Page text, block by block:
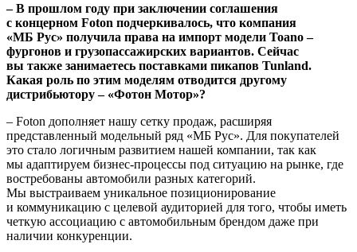
– В прошлом году при заключении соглашения
с концерном Foton подчеркивалось, что компания
«МБ Рус» получила права на импорт модели Toano –
фургонов и грузопассажирских вариантов. Сейчас
вы также занимаетесь поставками пикапов Tunland.
Какая роль по этим моделям отводится другому
дистрибьютору – «Фотон Мотор»?
– Foton дополняет нашу сетку продаж, расширяя
представленный модельный ряд «МБ Рус». Для покупателей
это стало логичным развитием нашей компании, так как
мы адаптируем бизнес-процессы под ситуацию на рынке, где
востребованы автомобили разных категорий.
Мы выстраиваем уникальное позиционирование
и коммуникацию с целевой аудиторией для того, чтобы иметь
четкую ассоциацию с автомобильным брендом даже при
наличии конкуренции.